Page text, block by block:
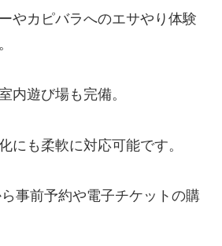
やカピバラへのエサやり体験
遊び場も完備。
も柔軟に対応可能です。
事前予約や電子チケットの購